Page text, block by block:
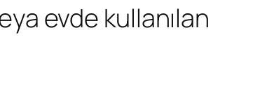
evde kullanılan